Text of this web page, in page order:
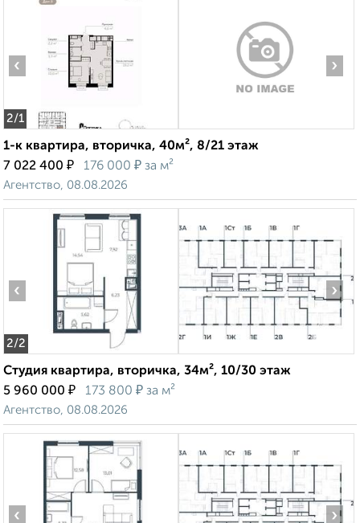
2/1
‹ ›
1-к квартира, вторичка, 40м², 8/21 этаж
7 022 400 ₽ 176 000 ₽ за м²
Агентство, 08.08.2026
2/2
‹ ›
Студия квартира, вторичка, 34м², 10/30 этаж
5 960 000 ₽ 173 800 ₽ за м²
Агентство, 08.08.2026
‹ ›